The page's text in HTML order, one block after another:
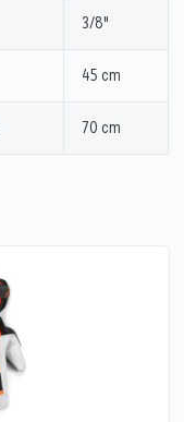
3/8"
45 cm
70 cm